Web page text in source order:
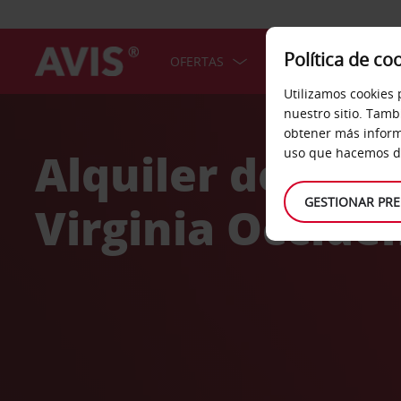
OFERTAS COCHES
Alquiler de
Virginia
Política de
Utilizamos
nuestro sitio.
obtener más
uso que hacemos
GESTIONAR